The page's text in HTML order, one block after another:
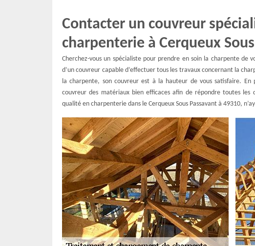
Contacter un couvreur
charpenterie à Cerqueux
Cherchez-vous un spécialiste pour prendre en soin la charpente de
d’un couvreur capable d’effectuer tous les travaux concernant la
la charpente, son couvreur est à la hauteur de vous satisfaire.
couvreur des matériaux bien efficaces afin de répondre toutes les
qualité en charpenterie dans le Cerqueux Sous Passavant à 49310,